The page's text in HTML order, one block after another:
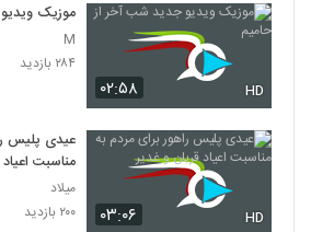
۰۲:۵۸ HD
موزیک
M
۲۸۴ بازدید
۰۳:۰۶ HD
عیدی پلیس
مناسبت
میلاد
۲۰۰ بازدید